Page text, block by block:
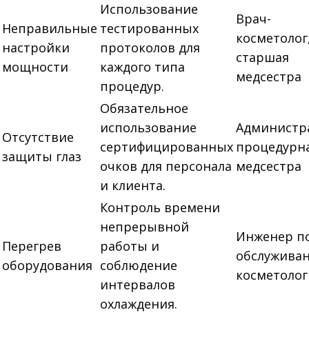
Неправильные
настройки
мощности
Использование
тестированных
протоколов для
каждого типа
процедур.
Врач-
старшая
медсестра
Отсутствие
защиты глаз
Обязательное
использование
сертифицированных
очков для персонала
и клиента.
медсестра
Перегрев
оборудования
Контроль времени
непрерывной
работы и
соблюдение
интервалов
охлаждения.
Инженер
косметолог